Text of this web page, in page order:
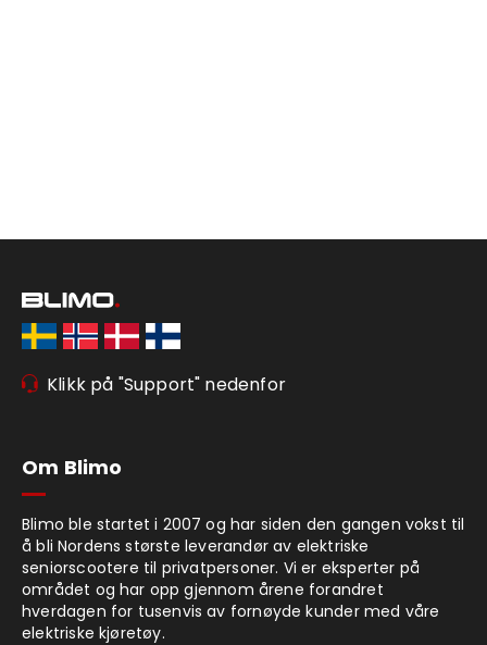
Klikk på "Support" nedenfor
Om Blimo
Blimo ble startet i 2007 og har siden den gangen vokst til
å bli Nordens største leverandør av elektriske
seniorscootere til privatpersoner. Vi er eksperter på
området og har opp gjennom årene forandret
hverdagen for tusenvis av fornøyde kunder med våre
elektriske kjøretøy.